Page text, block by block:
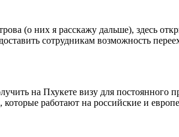
(о них я расскажу дальше), здесь
сотрудникам возможность
на Пхукете визу для постоянного
работают на российские и